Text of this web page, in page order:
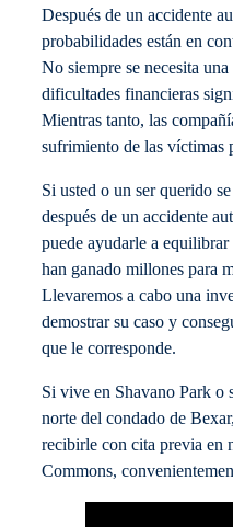
Después de un accidente
probabilidades están en
No siempre se necesita
dificultades financieras
Mientras tanto, las
sufrimiento de las víctimas
Si usted o un ser querido
después de un accidente
puede ayudarle a
han ganado millones para
Llevaremos a cabo una
demostrar su caso y
que le corresponde.
Si vive en Shavano Park o
norte del condado de
recibirle con cita previa en
Commons,